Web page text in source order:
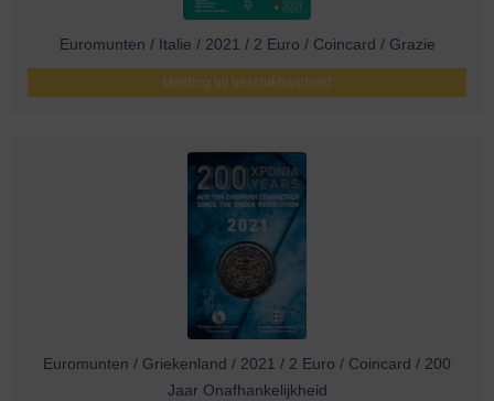
Euromunten / Italie / 2021 / 2 Euro / Coincard / Grazie
Melding bij beschikbaarheid
Euromunten / Griekenland / 2021 / 2 Euro / Coincard / 200
Jaar Onafhankelijkheid